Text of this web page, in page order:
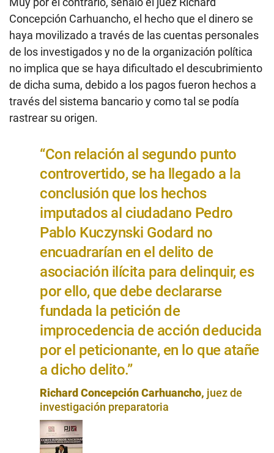
Concepción Carhuancho, el hecho que el dinero se
haya movilizado a través de las cuentas personales
de los investigados y no de la organización política
no implica que se haya dificultado el descubrimiento
de dicha suma, debido a los pagos fueron hechos a
través del sistema bancario y como tal se podía
rastrear su origen.
“Con relación al segundo punto
controvertido, se ha llegado a la
conclusión que los hechos
imputados al ciudadano Pedro
Pablo Kuczynski Godard no
encuadrarían en el delito de
asociación ilícita para delinquir, es
por ello, que debe declararse
fundada la petición de
improcedencia de acción deducida
por el peticionante, en lo que atañe
a dicho delito.”
Richard Concepción Carhuancho, juez de
investigación preparatoria